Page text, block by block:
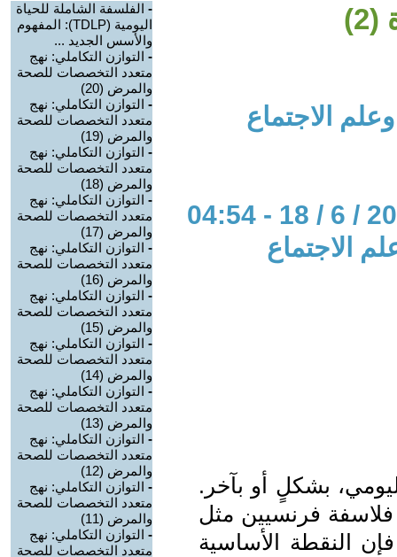
الاجتماع
الاجتماع
بشكلٍ أو بآخر.
فرنسيين مثل
النقطة الأساسية
- الفلسفة الشاملة للحياة
اليومية (TDLP): المفهوم
والأسس الجديد ...
- التوازن التكاملي: نهج
متعدد التخصصات للصحة
والمرض (20)
- التوازن التكاملي: نهج
متعدد التخصصات للصحة
والمرض (19)
- التوازن التكاملي: نهج
متعدد التخصصات للصحة
والمرض (18)
- التوازن التكاملي: نهج
متعدد التخصصات للصحة
والمرض (17)
- التوازن التكاملي: نهج
متعدد التخصصات للصحة
والمرض (16)
- التوازن التكاملي: نهج
متعدد التخصصات للصحة
والمرض (15)
- التوازن التكاملي: نهج
متعدد التخصصات للصحة
والمرض (14)
- التوازن التكاملي: نهج
متعدد التخصصات للصحة
والمرض (13)
- التوازن التكاملي: نهج
متعدد التخصصات للصحة
والمرض (12)
- التوازن التكاملي: نهج
متعدد التخصصات للصحة
والمرض (11)
- التوازن التكاملي: نهج
متعدد التخصصات للصحة